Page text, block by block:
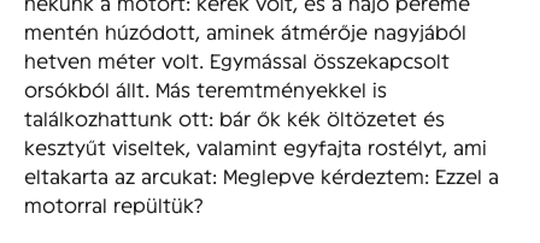
mentén húzódott, aminek átmérője nagyjából
hetven méter volt. Egymással összekapcsolt
orsókból állt. Más teremtményekkel is
találkozhattunk ott: bár ők kék öltözetet és
kesztyűt viseltek, valamint egyfajta rostélyt, ami
eltakarta az arcukat: Meglepve kérdeztem: Ezzel a
motorral repültük?